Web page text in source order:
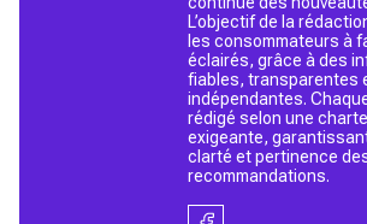
L’objectif de la
les consommateurs à
éclairés, grâce à des
fiables, transparentes
indépendantes.
rédigé selon une
exigeante,
clarté et pertinence
recommandations.